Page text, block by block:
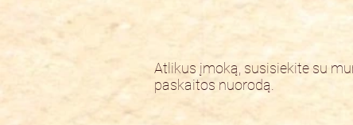
Atlikus įmoką, susisiekite su
paskaitos nuorodą.